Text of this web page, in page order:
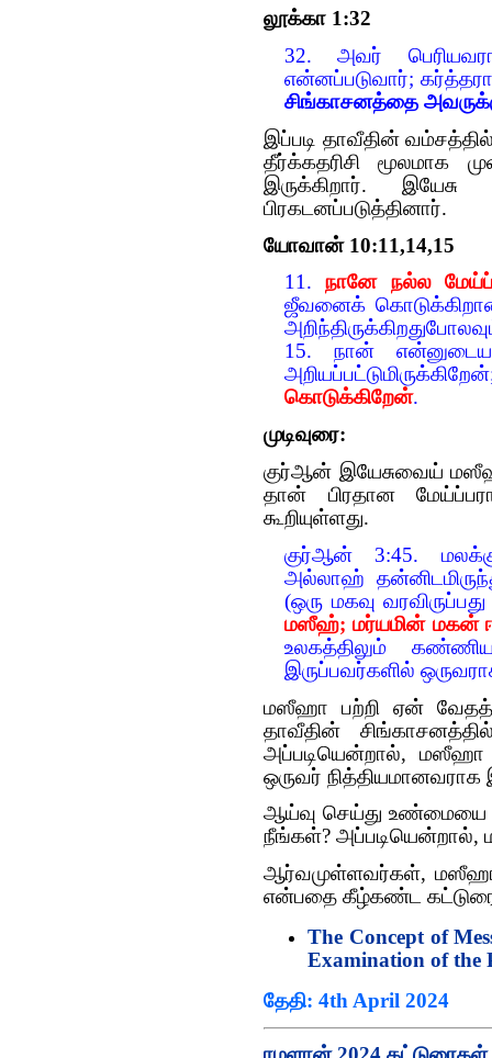
லூக்கா 1:32
32. அவர்
என்னப்படுவார்;
சிங்காசனத்தை
இப்படி தாவீதின்
தீர்க்கதரிசி மூலமாக
இருக்கிறார்.
பிரகடனப்படுத்தினார்.
யோவான் 10:11,14,15
11.நானே நல்ல
ஜீவனைக்
15. நான்
கொடுக்கிறேன்.
முடிவுரை:
குர்‍ஆன் இயேசுவைய்
தான் பிரதான
கூறியுள்ளது.
குர்‍ஆன் 3:45.
அல்லாஹ்
(ஒரு மகவு
மஸீஹ்; மர்யமின் மகன்
உலகத்திலும்
இருப்பவர்களில்
மஸீஹா பற்றி ஏன்
தாவீதின்
அப்படியென்றால், மஸீஹா
ஒருவர்
ஆய்வு செய்து உண்மையை
நீங்கள்? அப்படியென்றால்,
ஆர்வமுள்ளவர்கள், மஸீஹா
என்பதை கீழ்கண்ட
The Concept of
Examination of the
தேதி: 4th April 2024